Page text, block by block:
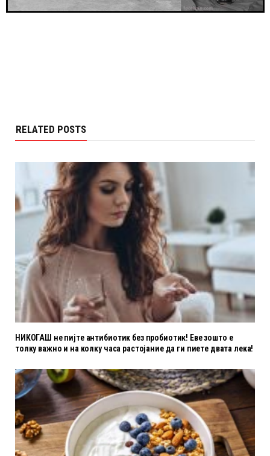
RELATED POSTS
НИКОГАШ не пијте антибиотик без пробиотик! Еве зошто е
толку важно и на колку часа растојание да ги пиете двата лека!